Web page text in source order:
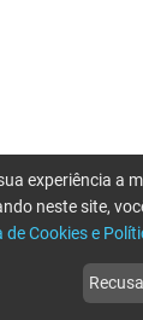
experiência a
neste site,
de Cookies e
favor tente